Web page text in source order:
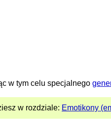
w tym celu specjalnego
w rozdziale: Emotikony